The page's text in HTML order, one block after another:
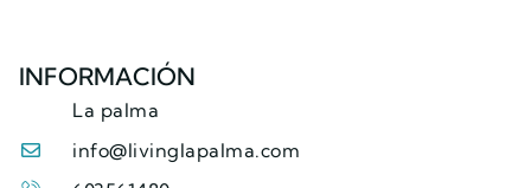
INFORMACIÓN
La palma
info@livinglapalma.com